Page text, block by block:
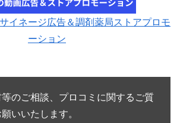
イネージ広告＆調剤薬局ストアプロモ
ーション
のご相談、プロコミに関するご質
いいたします。